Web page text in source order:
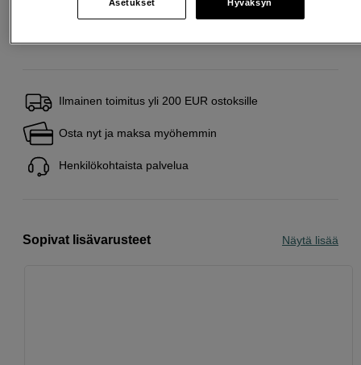
Ilmainen toimitus yli 200 EUR ostoksille
Osta nyt ja maksa myöhemmin
Henkilökohtaista palvelua
Sopivat lisävarusteet Näytä lisää
Asetukset Hyväksyn